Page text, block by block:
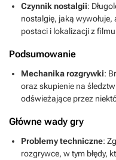
Czynnik nostalgii:
nostalgię, jaką
postaci i lokalizacji z
Podsumowanie
Mechanika rozgrywki:
oraz skupienie na
odświeżające przez
Główne wady gry
Problemy techniczne:
rozgrywce, w tym błędy,